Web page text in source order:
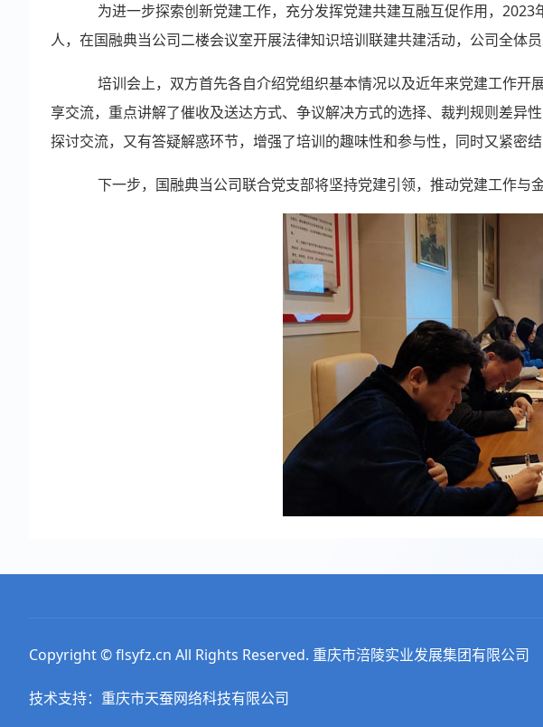
为进一步探索创新党建工作，充分发挥党建共建互融互促作用，
人，在国融典当公司二楼会议室开展法律知识培训联建共建活动，公司全体员
培训会上，双方首先各自介绍党组织基本情况以及近年来党建工作开
享交流，重点讲解了催收及送达方式、争议解决方式的选择、裁判规则差异
探讨交流，又有答疑解惑环节，增强了培训的趣味性和参与性，同时又紧密
下一步，国融典当公司联合党支部将坚持党建引领，推动党建工作与
Copyright © flsyfz.cn All Rights Reserved. 重庆市涪陵实业发展集团有限公司
技术支持：重庆市天蚕网络科技有限公司